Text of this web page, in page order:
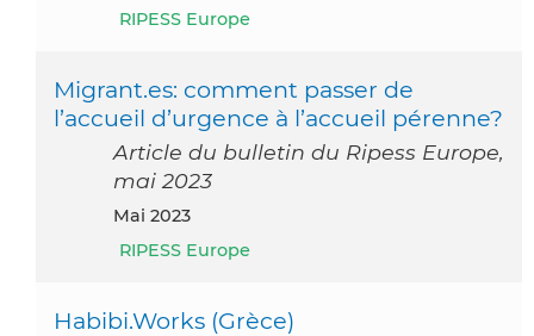
RIPESS Europe
Migrant.es: comment passer de
l’accueil d’urgence à l’accueil pérenne?
Article du bulletin du Ripess Europe,
mai 2023
mai 2023
RIPESS Europe
Habibi.Works (Grèce)